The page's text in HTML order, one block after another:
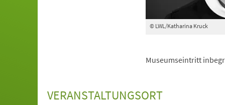
© LWL/Katharina Kruck
Museumseintritt
VERANSTALTUNGSORT